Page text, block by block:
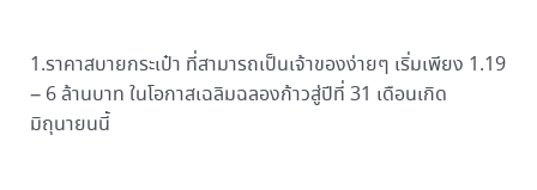
1.ราคาสบายกระเป๋า ที่สามารถเป็นเจ้าของง่ายๆ เริ่มเพียง 1.19
– 6 ล้านบาท ในโอกาสเฉลิมฉลองก้าวสู่ปีที่ 31 เดือนเกิด
มิถุนายนนี้